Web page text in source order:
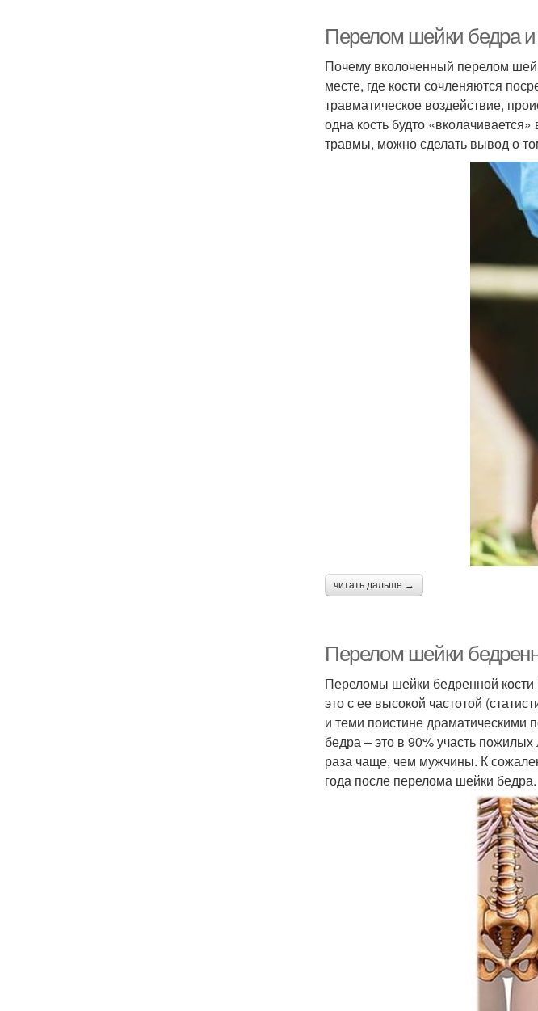
Перелом шейки бедра
Почему вколоченный перелом
месте, где кости сочленяются
травматическое воздействие,
одна кость будто
травмы, можно сделать вывод о
читать дальше →
Перелом шейки
Переломы шейки бедренной
это с ее высокой частотой
и теми поистине драматическими
бедра – это в 90% участь
раза чаще, чем мужчины. К
года после перелома шейки бедра.